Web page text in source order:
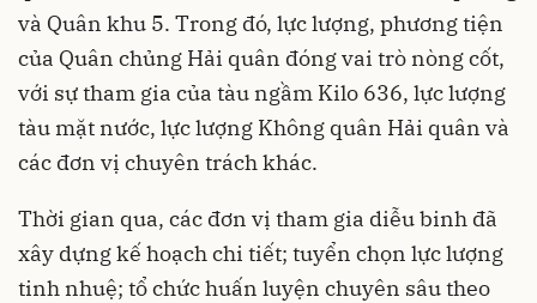
và Quân khu 5. Trong đó, lực lượng, phương tiện
của Quân chủng Hải quân đóng vai trò nòng cốt,
với sự tham gia của tàu ngầm Kilo 636, lực lượng
tàu mặt nước, lực lượng Không quân Hải quân và
các đơn vị chuyên trách khác.
Thời gian qua, các đơn vị tham gia diễu binh đã
xây dựng kế hoạch chi tiết; tuyển chọn lực lượng
tinh nhuệ; tổ chức huấn luyện chuyên sâu theo